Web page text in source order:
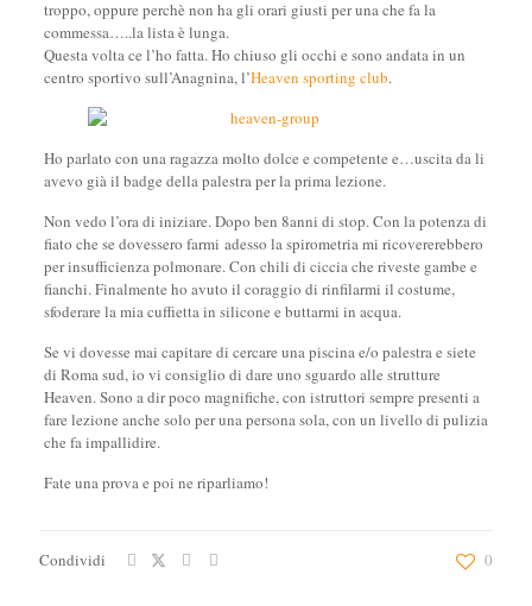
troppo, oppure perchè non ha gli orari giusti per una che fa la
commessa…..la lista è lunga.
Questa volta ce l’ho fatta. Ho chiuso gli occhi e sono andata in un
centro sportivo sull’Anagnina, l’Heaven sporting club.
Ho parlato con una ragazza molto dolce e competente e…uscita da li
avevo già il badge della palestra per la prima lezione.
Non vedo l’ora di iniziare. Dopo ben 8anni di stop. Con la potenza di
fiato che se dovessero farmi adesso la spirometria mi ricovererebbero
per insufficienza polmonare. Con chili di ciccia che riveste gambe e
fianchi. Finalmente ho avuto il coraggio di rinfilarmi il costume,
sfoderare la mia cuffietta in silicone e buttarmi in acqua.
Se vi dovesse mai capitare di cercare una piscina e/o palestra e siete
di Roma sud, io vi consiglio di dare uno sguardo alle strutture
Heaven. Sono a dir poco magnifiche, con istruttori sempre presenti a
fare lezione anche solo per una persona sola, con un livello di pulizia
che fa impallidire.
Fate una prova e poi ne riparliamo!
Condividi 0